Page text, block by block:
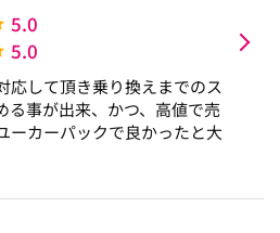
5.0
5.0
応して頂き乗り換えまでのス
る事が出来、かつ、高値で売
ーカーパックで良かったと大